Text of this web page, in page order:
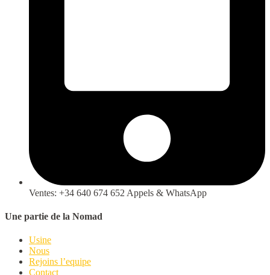
Ventes: +34 640 674 652 Appels & WhatsApp
Une partie de la Nomad
Usine
Nous
Rejoins l’equipe
Contact